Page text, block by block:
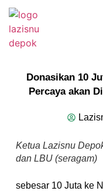
Donasikan 10
Percaya akan
Ketua Lazisnu
dan LBU (seragam)
sebesar 10 Juta ke